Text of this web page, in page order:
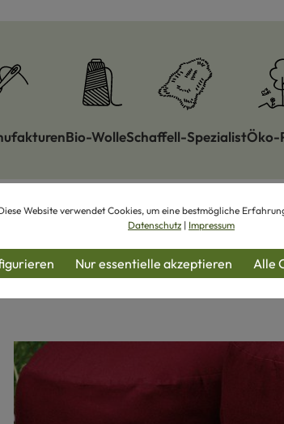
Bio-WolleSchaffell-SpezialistÖko-
Schon
Website verwendet Cookies, um eine bestmögliche
Datenschutz | Impressum
Nur essentielle akzeptieren Alle